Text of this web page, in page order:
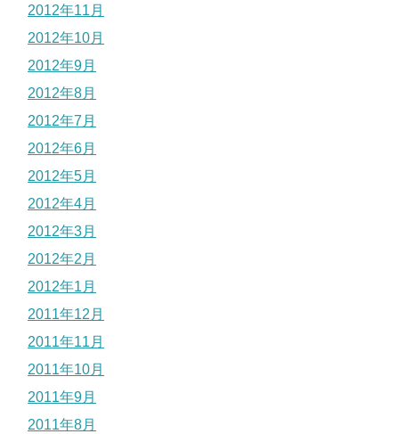
2012年11月
2012年10月
2012年9月
2012年8月
2012年7月
2012年6月
2012年5月
2012年4月
2012年3月
2012年2月
2012年1月
2011年12月
2011年11月
2011年10月
2011年9月
2011年8月